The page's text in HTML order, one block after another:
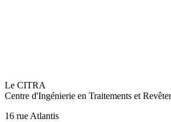
Le CITRA
Centre d'Ingénierie en Traitements et
16 rue Atlantis